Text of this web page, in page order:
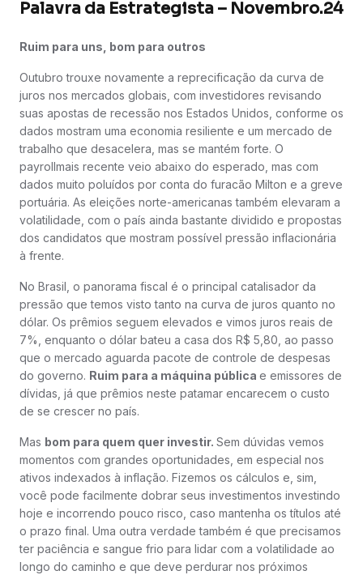
Palavra da Estrategista – Novembro.24
Ruim para uns, bom para outros
Outubro trouxe novamente a reprecificação da curva de
juros nos mercados globais, com investidores revisando
suas apostas de recessão nos Estados Unidos, conforme os
dados mostram uma economia resiliente e um mercado de
trabalho que desacelera, mas se mantém forte. O
payrollmais recente veio abaixo do esperado, mas com
dados muito poluídos por conta do furacão Milton e a greve
portuária. As eleições norte-americanas também elevaram a
volatilidade, com o país ainda bastante dividido e propostas
dos candidatos que mostram possível pressão inflacionária
à frente.
No Brasil, o panorama fiscal é o principal catalisador da
pressão que temos visto tanto na curva de juros quanto no
dólar. Os prêmios seguem elevados e vimos juros reais de
7%, enquanto o dólar bateu a casa dos R$ 5,80, ao passo
que o mercado aguarda pacote de controle de despesas
do governo. Ruim para a máquina pública e emissores de
dívidas, já que prêmios neste patamar encarecem o custo
de se crescer no país.
Mas bom para quem quer investir. Sem dúvidas vemos
momentos com grandes oportunidades, em especial nos
ativos indexados à inflação. Fizemos os cálculos e, sim,
você pode facilmente dobrar seus investimentos investindo
hoje e incorrendo pouco risco, caso mantenha os títulos até
o prazo final. Uma outra verdade também é que precisamos
ter paciência e sangue frio para lidar com a volatilidade ao
longo do caminho e que deve perdurar nos próximos